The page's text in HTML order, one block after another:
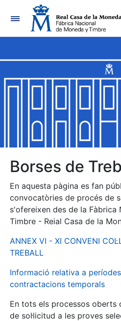
Navegació
Mostra/Amaga
Mostra/Amaga
Mostra/Amaga
Mostra/Amaga
Mostra/Amaga
Borses de
En aquesta pàgina es fan
convocatòries de procés de
s'ofereixen des de la Fàbrica
Timbre - Reial Casa de la
ANNEX VI - XI CONVENI
TREBALL
Informació relativa a
contractacions temporals
En tots els processos oberts
de sol·licitud a les proves